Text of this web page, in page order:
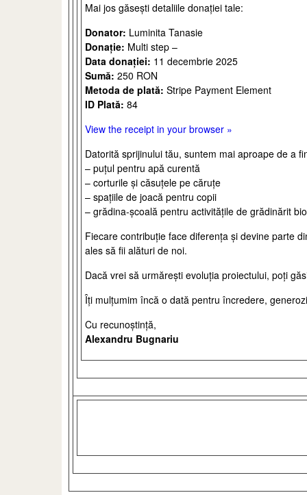
Mai jos găsești detaliile donației tale:
Donator: Luminita Tanasie
Donație: Multi step –
Data donației: 11 decembrie 2025
Sumă: 250 RON
Metoda de plată: Stripe Payment Element
ID Plată: 84
View the receipt in your browser »
Datorită sprijinului tău, suntem mai aproape de a
– puțul pentru apă curentă
– corturile și căsuțele pe căruțe
– spațiile de joacă pentru copii
– grădina-școală pentru activitățile de grădinărit
Fiecare contribuție face diferența și devine parte
ales să fii alături de noi.
Dacă vrei să urmărești evoluția proiectului, poți
Îți mulțumim încă o dată pentru încredere,
Cu recunoștință,
Alexandru Bugnariu